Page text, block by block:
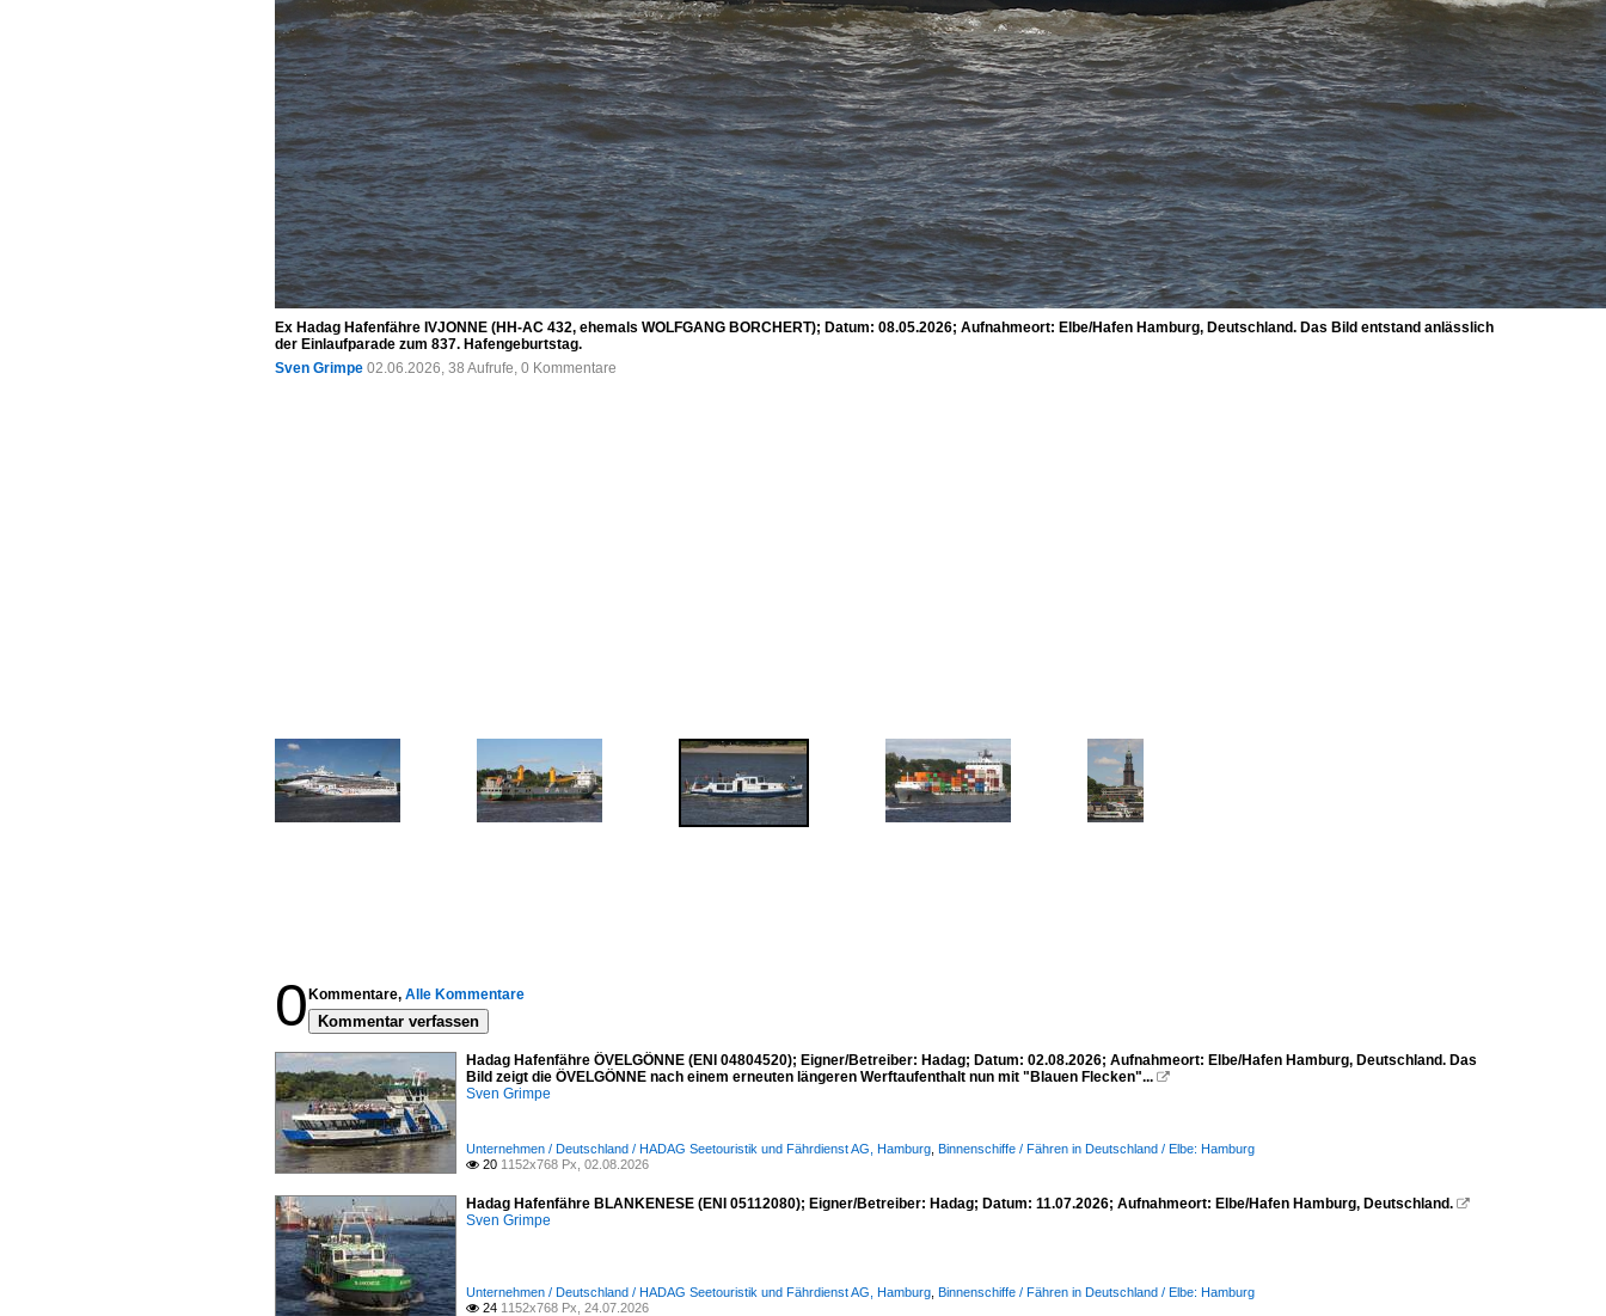
Ex Hadag Hafenfähre IVJONNE (HH-AC 432, ehemals WOLFGANG BORCHERT); Datum: 08.05.2026; Aufnahmeort: Elbe/Hafen Hamburg, Deutschland. Das Bild entstand anlässlich
der Einlaufparade zum 837. Hafengeburtstag.
Sven Grimpe 02.06.2026, 38 Aufrufe, 0 Kommentare
0 Kommentare, Alle Kommentare
Kommentar verfassen
Hadag Hafenfähre ÖVELGÖNNE (ENI 04804520); Eigner/Betreiber: Hadag; Datum: 02.08.2026; Aufnahmeort: Elbe/Hafen Hamburg, Deutschland. Das
Bild zeigt die ÖVELGÖNNE nach einem erneuten längeren Werftaufenthalt nun mit "Blauen Flecken"... 
Sven Grimpe
Unternehmen / Deutschland / HADAG Seetouristik und Fährdienst AG, Hamburg Binnenschiffe / Fähren in Deutschland / Elbe: Hamburg
 20 1152x768 Px, 02.08.2026
Hadag Hafenfähre BLANKENESE (ENI 05112080); Eigner/Betreiber: Hadag; Datum: 11.07.2026; Aufnahmeort: Elbe/Hafen Hamburg, Deutschland. 
Sven Grimpe
Unternehmen / Deutschland / HADAG Seetouristik und Fährdienst AG, Hamburg Binnenschiffe / Fähren in Deutschland / Elbe: Hamburg
 24 1152x768 Px, 24.07.2026